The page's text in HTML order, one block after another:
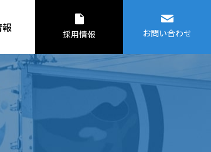
採用情報 お問い合わせ